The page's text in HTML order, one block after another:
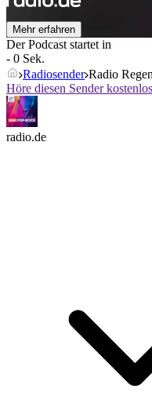
Mehr erfahren
Der Podcast startet in
- 0 Sek.
Radiosender Radio
Höre diesen Sender
radio.de